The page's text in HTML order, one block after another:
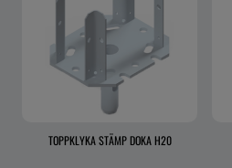
TOPPKLYKA STÄMP DOKA H20